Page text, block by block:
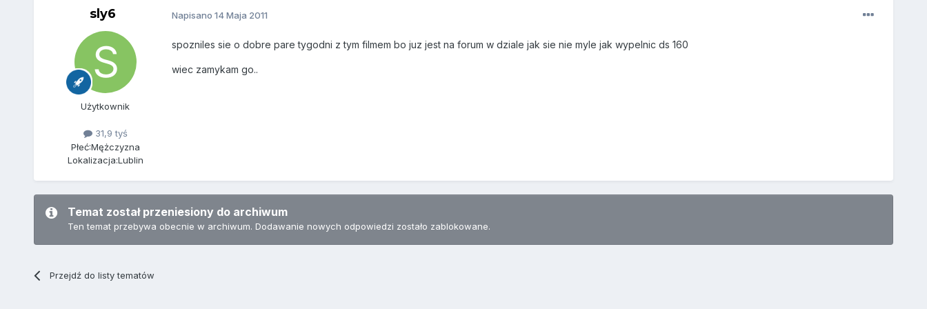
sly6
Użytkownik
31,9 tyś
Płeć:Mężczyzna
Lokalizacja:Lublin
Napisano 14 Maja 2011
spozniles sie o dobre pare tygodni z tym filmem bo juz jest na forum w dziale jak sie nie myle jak wypelnic ds 160
wiec zamykam go..
Temat został przeniesiony do archiwum
Ten temat przebywa obecnie w archiwum. Dodawanie nowych odpowiedzi zostało zablokowane.
Przejdź do listy tematów